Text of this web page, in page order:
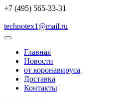
+7 (495) 565-33-31
technotex1@mail.ru
Главная
Новости
от коронавируса
Доставка
Контакты